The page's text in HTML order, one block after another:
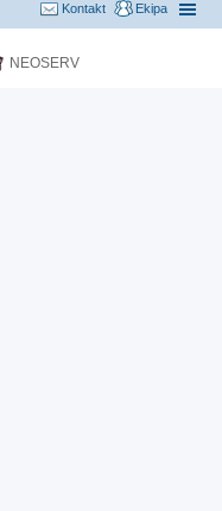
Ekipa
Kontakt
NEOSERV